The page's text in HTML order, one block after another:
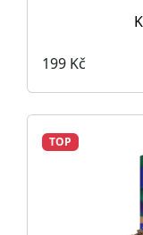
199 Kč
TOP